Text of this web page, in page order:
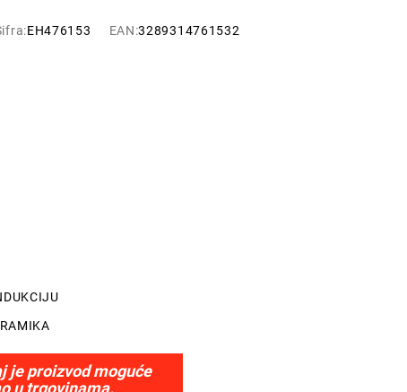
EH476153 EAN:3289314761532
je proizvod moguće
u trgovinama.